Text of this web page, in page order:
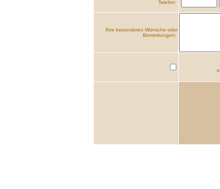
Telefon:
Ihre besonderen Wünsche oder
Bemerkungen: